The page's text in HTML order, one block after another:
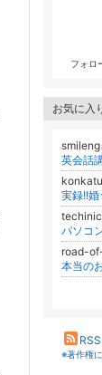
フォロ
お気に入
smileng
英会話
実録!!
パソコ
road-
RSS
※著作権